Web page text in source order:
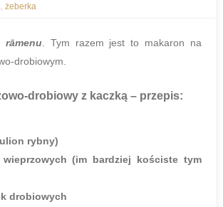
, żeberka
rāmenu. Tym razem jest to makaron na
drobiowym.
drobiowy z kaczką – przepis:
rybny)
(im bardziej kościste tym
drobiowych